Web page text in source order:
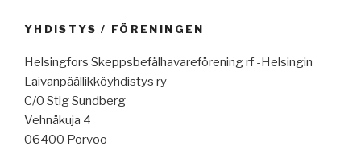
YHDISTYS / FÖRENINGEN
Helsingfors Skeppsbefälhavareförening rf -Helsingin
Laivanpäällikköyhdistys ry
C/0 Stig Sundberg
Vehnäkuja 4
06400 Porvoo